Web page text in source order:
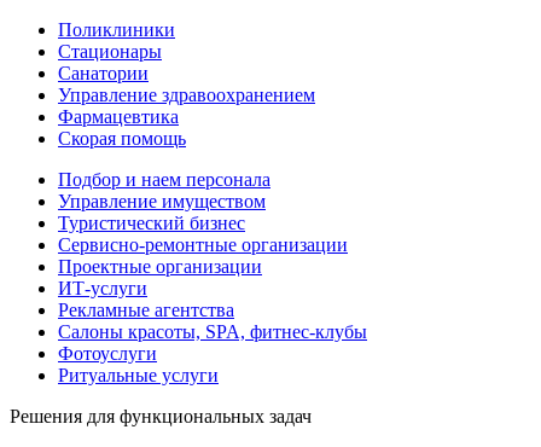
Поликлиники
Стационары
Санатории
Управление здравоохранением
Фармацевтика
Скорая помощь
Подбор и наем персонала
Управление имуществом
Туристический бизнес
Сервисно-ремонтные организации
Проектные организации
ИТ-услуги
Рекламные агентства
Салоны красоты, SPA, фитнес-клубы
Фотоуслуги
Ритуальные услуги
Решения для функциональных задач